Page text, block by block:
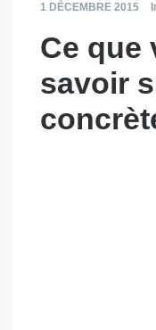
1 DÉCEMBRE 2015
Ce que
savoir